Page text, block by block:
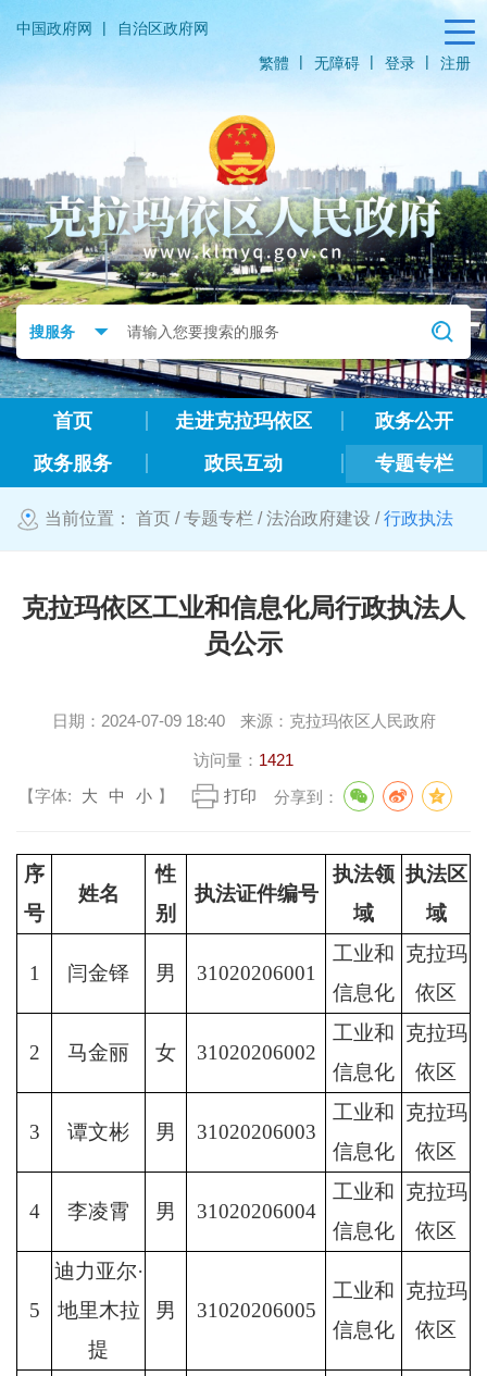
中国政府网 |
自治区政府网
繁體
| 无障碍 | 登录 | 注册
首页 走进克拉玛依区
政务公开
政务服务
政民互动 专题专栏
当前位置： 首页 /专题专栏 /法治政府建设 /行政执法
克拉玛依区工业和信息化局行政执法人
员公示
日期： 2024-07-09 18:40 来源： 克拉玛依区人民政府
访问量： 1421
【字体:
大 中 小 】 打印 分享到：
序
号
姓名
性
别
执法证件编号
执法领
域
执法区
域
1 闫金铎 男 31020206001
工业和
信息化
克拉玛
依区
2 马金丽 女 31020206002
工业和
信息化
克拉玛
依区
3 谭文彬 男 31020206003
工业和
信息化
克拉玛
依区
4 李凌霄 男 31020206004
工业和
信息化
克拉玛
依区
5
迪力亚尔·
地里木拉
提
男 31020206005
工业和
信息化
克拉玛
依区